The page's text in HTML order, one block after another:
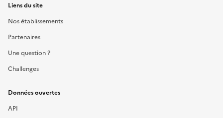
Liens du site
Nos établissements
Partenaires
Une question ?
Challenges
Données ouvertes
API